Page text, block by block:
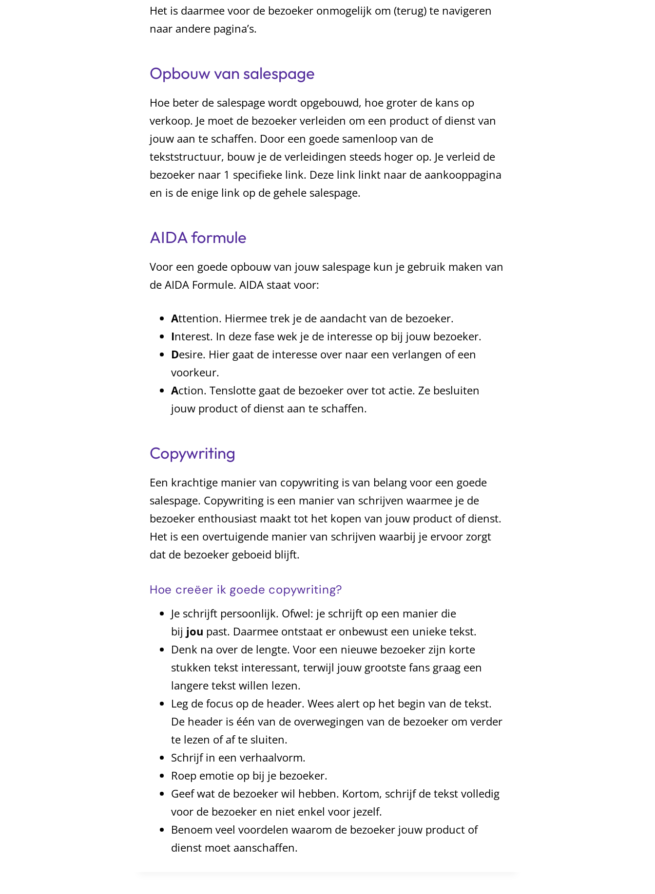
Het is daarmee voor de bezoeker onmogelijk om (terug) te navigeren
naar andere pagina’s.
Opbouw van salespage
Hoe beter de salespage wordt opgebouwd, hoe groter de kans op
verkoop. Je moet de bezoeker verleiden om een product of dienst van
jouw aan te schaffen. Door een goede samenloop van de
tekststructuur, bouw je de verleidingen steeds hoger op. Je verleid de
bezoeker naar 1 specifieke link. Deze link linkt naar de aankooppagina
en is de enige link op de gehele salespage.
AIDA formule
Voor een goede opbouw van jouw salespage kun je gebruik maken van
de AIDA Formule. AIDA staat voor:
Attention. Hiermee trek je de aandacht van de bezoeker.
Interest. In deze fase wek je de interesse op bij jouw bezoeker.
Desire. Hier gaat de interesse over naar een verlangen of een
voorkeur.
Action. Tenslotte gaat de bezoeker over tot actie. Ze besluiten
jouw product of dienst aan te schaffen.
Copywriting
Een krachtige manier van copywriting is van belang voor een goede
salespage. Copywriting is een manier van schrijven waarmee je de
bezoeker enthousiast maakt tot het kopen van jouw product of dienst.
Het is een overtuigende manier van schrijven waarbij je ervoor zorgt
dat de bezoeker geboeid blijft.
Hoe creëer ik goede copywriting?
Je schrijft persoonlijk. Ofwel: je schrijft op een manier die
bij jou past. Daarmee ontstaat er onbewust een unieke tekst.
Denk na over de lengte. Voor een nieuwe bezoeker zijn korte
stukken tekst interessant, terwijl jouw grootste fans graag een
langere tekst willen lezen.
Leg de focus op de header. Wees alert op het begin van de tekst.
De header is één van de overwegingen van de bezoeker om verder
te lezen of af te sluiten.
Schrijf in een verhaalvorm.
Roep emotie op bij je bezoeker.
Geef wat de bezoeker wil hebben. Kortom, schrijf de tekst volledig
voor de bezoeker en niet enkel voor jezelf.
Benoem veel voordelen waarom de bezoeker jouw product of
dienst moet aanschaffen.